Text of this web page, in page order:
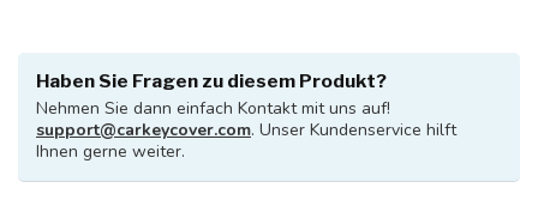
Haben Sie Fragen zu diesem Produkt?
Nehmen Sie dann einfach Kontakt mit uns auf!
support@carkeycover.com. Unser Kundenservice hilft
Ihnen gerne weiter.